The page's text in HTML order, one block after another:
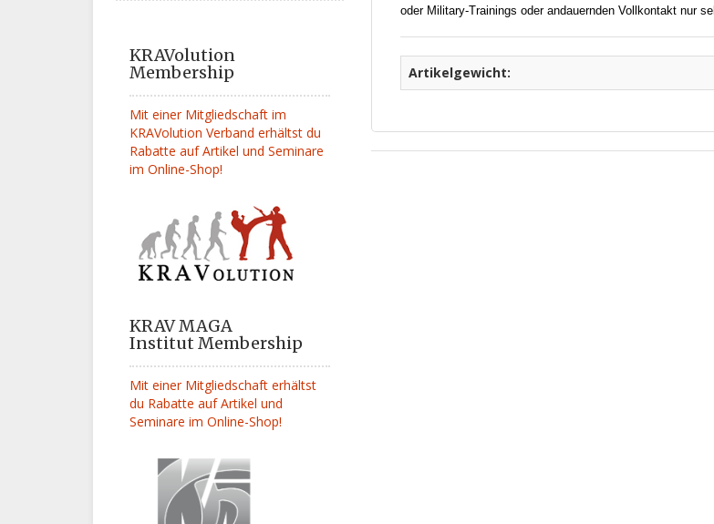
KRAVolution
Membership
Mit einer Mitgliedschaft im
KRAVolution Verband erhältst du
Rabatte auf Artikel und Seminare
im Online-Shop!
KRAV MAGA
Institut Membership
Mit einer Mitgliedschaft erhältst
du Rabatte auf Artikel und
Seminare im Online-Shop!
oder Military-Trainings oder andauernden Vollkontakt nur
Artikelgewicht: